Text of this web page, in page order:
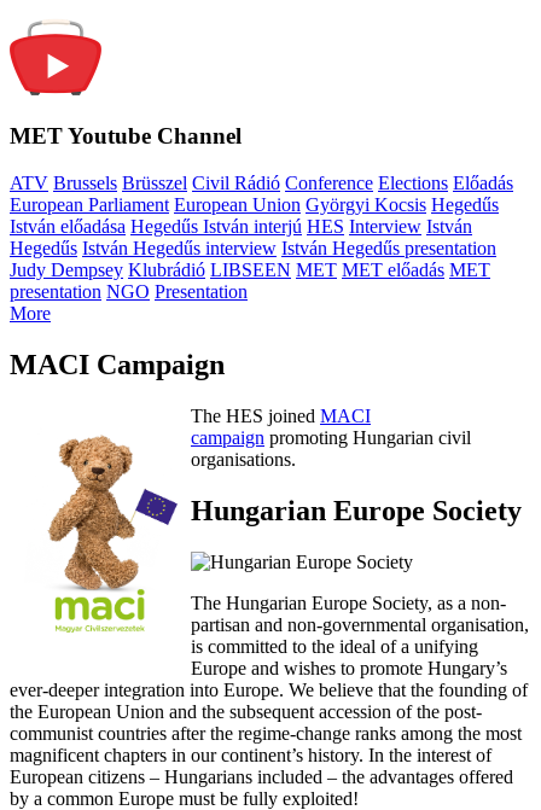
MET Youtube Channel
ATV Brussels Brüsszel Civil Rádió Conference Elections Előadás
European Parliament European Union Györgyi Kocsis Hegedűs
István előadása Hegedűs István interjú HES Interview István
Hegedűs István Hegedűs interview István Hegedűs presentation
Judy Dempsey Klubrádió LIBSEEN MET MET előadás MET
presentation NGO Presentation
More
MACI Campaign
The HES joined MACI
campaign promoting Hungarian civil
organisations.
Hungarian Europe Society
The Hungarian Europe Society, as a non-
partisan and non-governmental organisation,
is committed to the ideal of a unifying
Europe and wishes to promote Hungary’s
ever-deeper integration into Europe. We believe that the founding of
the European Union and the subsequent accession of the post-
communist countries after the regime-change ranks among the most
magnificent chapters in our continent’s history. In the interest of
European citizens – Hungarians included – the advantages offered
by a common Europe must be fully exploited!